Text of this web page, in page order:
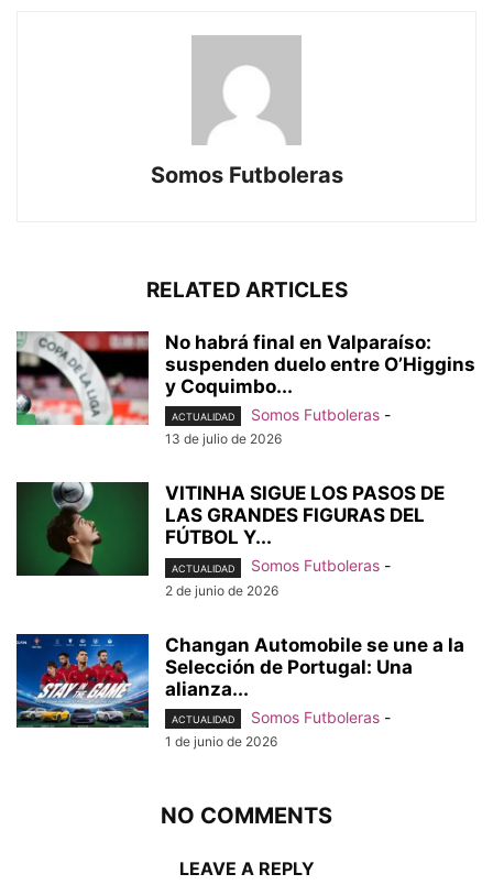
Somos Futboleras
RELATED ARTICLES
No habrá final en Valparaíso:
suspenden duelo entre O’Higgins
y Coquimbo...
ACTUALIDAD Somos Futboleras -
13 de julio de 2026
VITINHA SIGUE LOS PASOS DE
LAS GRANDES FIGURAS DEL
FÚTBOL Y...
ACTUALIDAD Somos Futboleras -
2 de junio de 2026
Changan Automobile se une a la
Selección de Portugal: Una
alianza...
ACTUALIDAD Somos Futboleras -
1 de junio de 2026
NO COMMENTS
LEAVE A REPLY